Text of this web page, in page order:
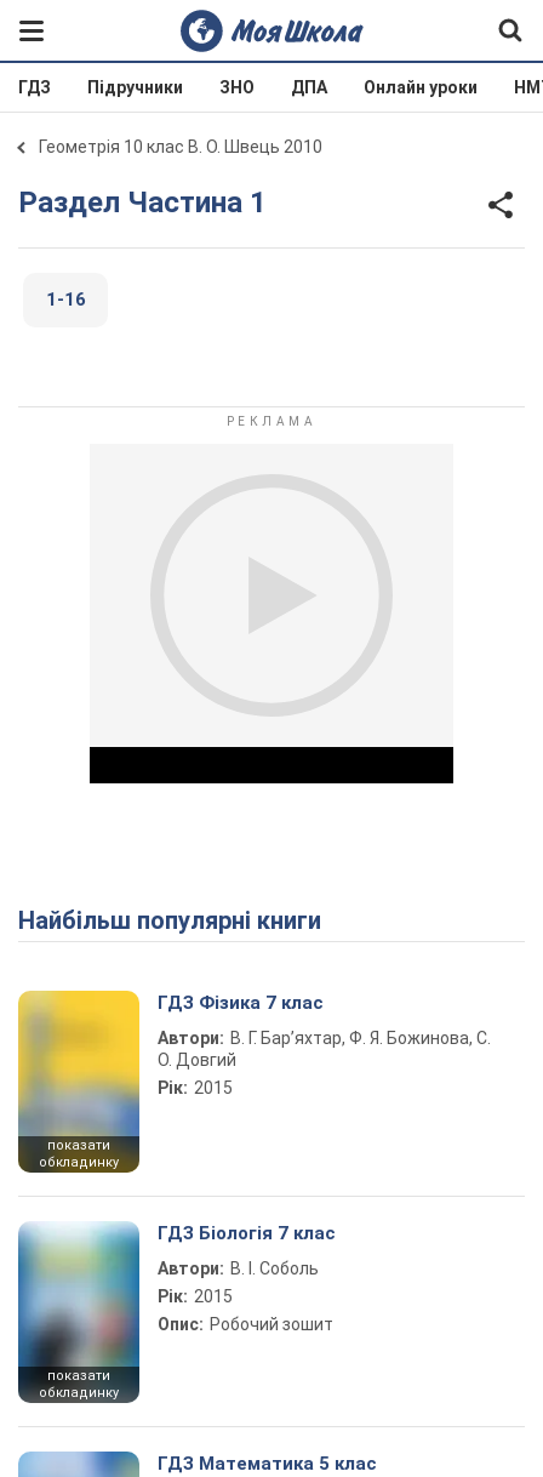
ГДЗ Підручники ЗНО ДПА Онлайн уроки
Геометрія 10 клас В. О. Швець 2010
Раздел Частина 1
1-16
Play Video
Найбільш популярні книги
показати
обкладинку
ГДЗ Фізика 7 клас
Автори: В. Г. Бар’яхтар, Ф. Я. Божинова, С.
О. Довгий
Рік: 2015
показати
обкладинку
ГДЗ Біологія 7 клас
Автори: В. І. Соболь
Рік: 2015
Опис: Робочий зошит
ГДЗ Математика 5 клас